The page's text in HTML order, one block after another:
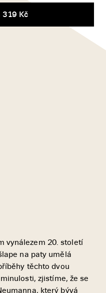
319 Kč
vynálezem 20. století
na paty umělá
těchto dvou
zjistíme, že se
který bývá